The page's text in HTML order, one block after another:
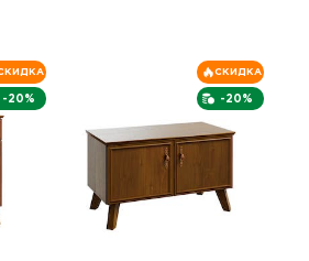
-20% -20%
СКИДКА